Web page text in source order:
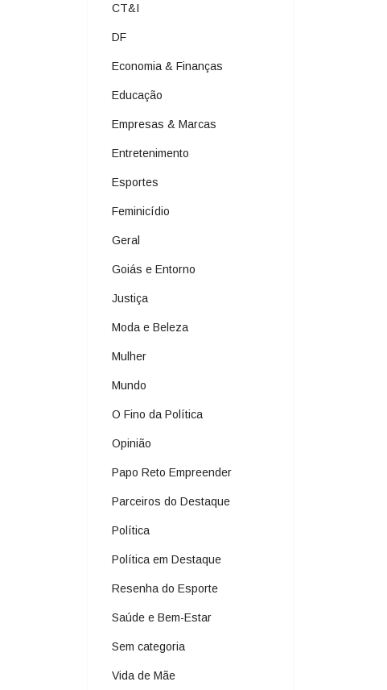
CT&I
DF
Economia & Finanças
Educação
Empresas & Marcas
Entretenimento
Esportes
Feminicídio
Geral
Goiás e Entorno
Justiça
Moda e Beleza
Mulher
Mundo
O Fino da Política
Opinião
Papo Reto Empreender
Parceiros do Destaque
Política
Política em Destaque
Resenha do Esporte
Saúde e Bem-Estar
Sem categoria
Vida de Mãe